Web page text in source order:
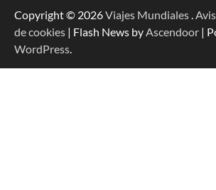
Copyright © 2026Viajes Mundiales
de cookies | Flash News by Ascendoor |
WordPress